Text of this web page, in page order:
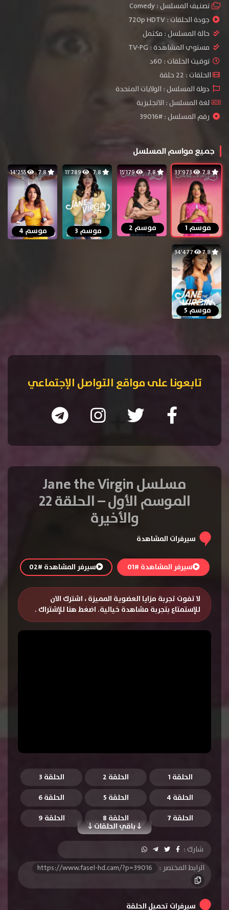
تصنيف المسلسل :Comedy
جودة الحلقات :720p HDTV
حالة المسلسل : مكتمل
مستوي المشاهدة : TV-PG
توقيت الحلقات : 60د
الحلقات : 22 حلقة
دولة المسلسل : الولايات المتحدة
لغة المسلسل : الانجليزية
رقم المسلسل : #39016
جميع مواسم المسلسل
7.8 33٬973
موسم 1
7.8 15٬179
موسم 2
7.8 11٬789
موسم 3
7.8 14٬255
موسم 4
7.8
موسم 5
تابعونا على مواقع التواصل الإجتماعي
مسلسل Jane the Virgin
الموسم الأول – الحلقة 22
والأخيرة
سيرفرات المشاهدة
سيرفر المشاهدة #01 سيرفر المشاهدة #02
لا تفوت تجربة مزايا العضوية المميزة ، اشترك الان
للإستمتاع بتجربة مشاهدة خيالية. اضغط هنا للإشتراك .
الحلقة 1 الحلقة 2
الحلقة 3
الحلقة 4
الحلقة 5 الحلقة 6
باقي الحلقات
الحلقة 7 الحلقة 8
الحلقة 9
الحلقة 10
الحلقة 11
الحلقة 12
الحلقة 13
الحلقة 14
الحلقة 15
شارك :
الرابط المختصر :
https://www.fasel-hd.cam/?p=39016
سيرفرات تحميل الحلقة